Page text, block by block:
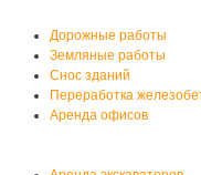
Дорожные работы
Земляные работы
Снос зданий
Переработка
Аренда офисов